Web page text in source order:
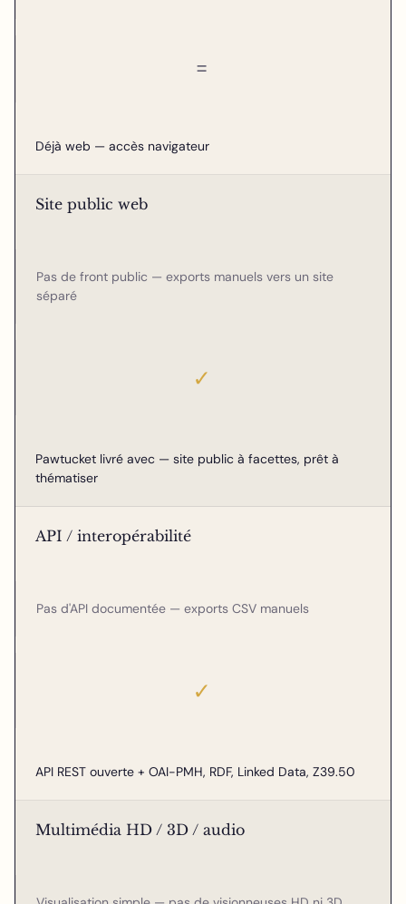
=
Déjà web — accès navigateur
Site public web
Pas de front public — exports manuels vers un site
séparé
✓
Pawtucket livré avec — site public à facettes, prêt à
thématiser
API / interopérabilité
Pas d'API documentée — exports CSV manuels
✓
API REST ouverte + OAI-PMH, RDF, Linked Data, Z39.50
Multimédia HD / 3D / audio